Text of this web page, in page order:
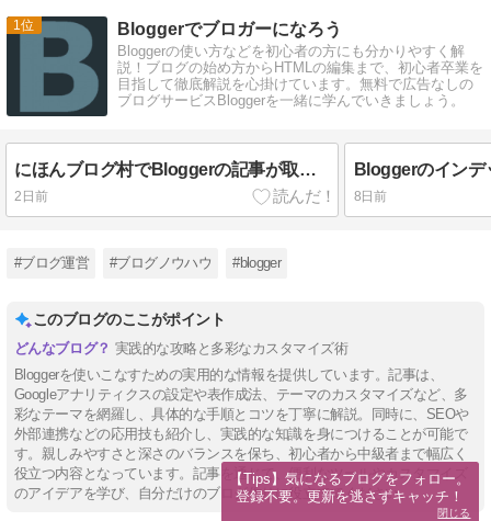
1 Bloggerでブロガーになろう
Bloggerの使い方などを初心者の方にも分かりやすく解
説！ブログの始め方からHTMLの編集まで、初心者卒業を
目指して徹底解説を心掛けています。無料で広告なしの
ブログサービスBloggerを一緒に学んでいきましょう。
にほんブログ村でBloggerの記事が取得できない問題発生中（2026年8月）
2日前
Bloggerのインデ
8日前
#ブログ運営 #ブログノウハウ #blogger
このブログのここがポイント
実践的な攻略と多彩なカスタマイズ術
Bloggerを使いこなすための実用的な情報を提供しています。記事は、
Googleアナリティクスの設定や表作成法、テーマのカスタマイズなど、多
彩なテーマを網羅し、具体的な手順とコツを丁寧に解説。同時に、SEOや
外部連携などの応用技も紹介し、実践的な知識を身につけることが可能で
す。親しみやすさと深さのバランスを保ち、初心者から中級者まで幅広く
役立つ内容となっています。記事を通じて、便利なツールやカスタマイズ
のアイデアを学び、自分だけのブログ作りに役立ててください。
【Tips】気になるブログをフォロー。
登録不要。更新を逃さずキャッチ！
閉じる